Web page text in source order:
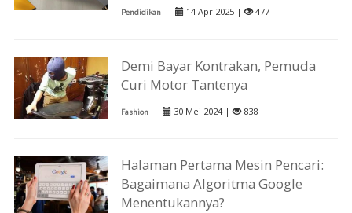
Pendidikan 14 Apr 2025 | 477
Demi Bayar Kontrakan, Pemuda
Curi Motor Tantenya
Fashion 30 Mei 2024 | 838
Halaman Pertama Mesin Pencari:
Bagaimana Algoritma Google
Menentukannya?